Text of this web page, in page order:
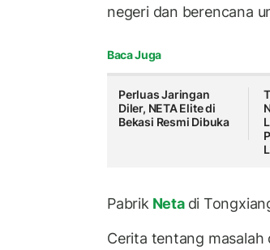
negeri dan berencana
Baca Juga
Perluas Jaringan
Diler, NETA Elite di
Bekasi Resmi Dibuka
Pabrik Neta di
Cerita tentang